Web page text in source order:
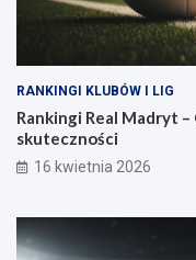
RANKINGI KLUBÓW I LIG
Rankingi Real Madryt
skuteczności
16 kwietnia 2026